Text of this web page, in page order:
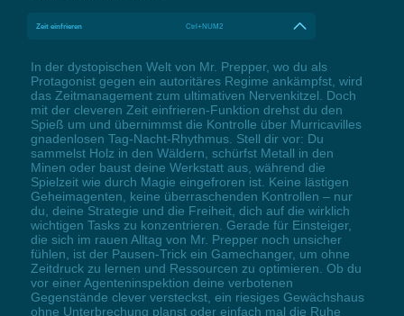
Zeit einfrieren Ctrl+NUM2
In der dystopischen Welt von Mr. Prepper, wo du als
Protagonist gegen ein autoritäres Regime ankämpfst, wird
das Zeitmanagement zum ultimativen Nervenkitzel. Doch
mit der cleveren Zeit einfrieren-Funktion drehst du den
Spieß um und übernimmst die Kontrolle über Murricavilles
gnadenlosen Tag-Nacht-Rhythmus. Stell dir vor: Du
sammelst Holz in den Wäldern, schürfst Metall in den
Minen oder baust deine Werkstatt aus, während die
Spielzeit wie durch Magie eingefroren ist. Keine lästigen
Geheimagenten, keine überraschenden Kontrollen – nur
du, deine Strategie und die Freiheit, dich auf die wirklich
wichtigen Tasks zu konzentrieren. Gerade für Einsteiger,
die sich im rauen Alltag von Mr. Prepper noch unsicher
fühlen, ist der Pausen-Trick ein Gamechanger, um ohne
Zeitdruck zu lernen und Ressourcen zu optimieren. Ob du
vor einer Agenteninspektion deine verbotenen
Gegenstände clever versteckst, ein riesiges Gewächshaus
ohne Unterbrechung planst oder einfach mal die Ruhe